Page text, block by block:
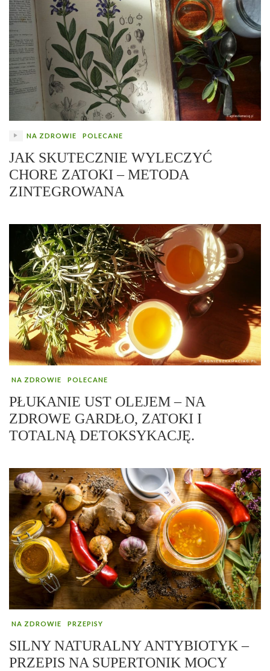
NA ZDROWIE POLECANE
JAK SKUTECZNIE WYLECZYĆ
CHORE ZATOKI – METODA
ZINTEGROWANA
NA ZDROWIE POLECANE
PŁUKANIE UST OLEJEM – NA
ZDROWE GARDŁO, ZATOKI I
TOTALNĄ DETOKSYKACJĘ.
NA ZDROWIE PRZEPISY
SILNY NATURALNY ANTYBIOTYK –
PRZEPIS NA SUPERTONIK MOCY